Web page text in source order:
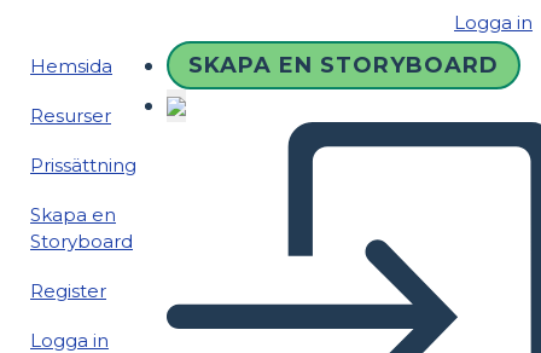
Logga in
Hemsida
Resurser
Prissättning
Skapa en
Storyboard
Register
Logga in
SKAPA EN STORYBOARD